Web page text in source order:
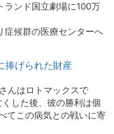
ランド国立劇場に100万
症候群の医療センターへ
捧げられた財産
んはロトマックスで
した後、彼の勝利は個
てこの病気との戦いに寄